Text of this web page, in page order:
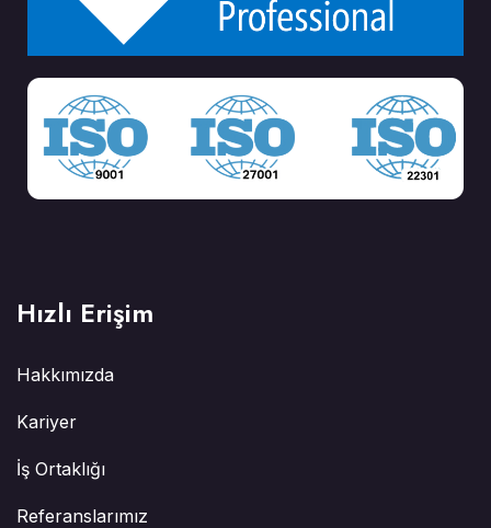
Hızlı Erişim
Hakkımızda
Kariyer
İş Ortaklığı
Referanslarımız